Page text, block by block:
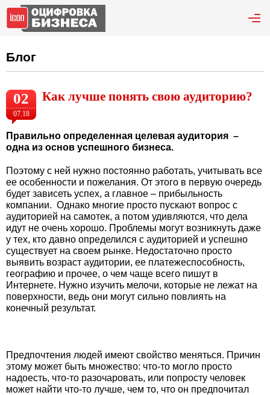
Блог
02
07.18
Как лучше понять свою аудиторию?
Правильно определенная целевая аудитория –
одна из основ успешного бизнеса.
Поэтому с ней нужно постоянно работать, учитывать все
ее особенности и пожелания. От этого в первую очередь
будет зависеть успех, а главное – прибыльность
компании. Однако многие просто пускают вопрос с
аудиторией на самотек, а потом удивляются, что дела
идут не очень хорошо. Проблемы могут возникнуть даже
у тех, кто давно определился с аудиторией и успешно
существует на своем рынке. Недостаточно просто
выявить возраст аудитории, ее платежеспособность,
географию и прочее, о чем чаще всего пишут в
Интернете. Нужно изучить мелочи, которые не лежат на
поверхности, ведь они могут сильно повлиять на
конечный результат.
Предпочтения людей имеют свойство меняться. Причин
этому может быть множество: что-то могло просто
надоесть, что-то разочаровать, или попросту человек
может найти что-то лучше, чем то, что он предпочитал